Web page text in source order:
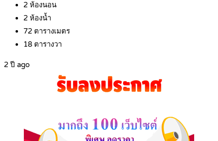
2 ห้องนอน
2 ห้องน้ำ
72 ตารางเมตร
18 ตารางวา
2 ปี ago